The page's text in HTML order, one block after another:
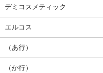
デミコスメティック
エルコス
（あ行）
（か行）